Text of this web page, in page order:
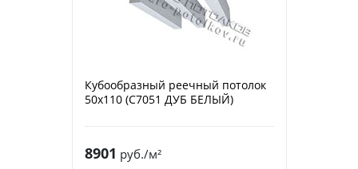
Кубообразный реечный потолок
50х110 (C7051 ДУБ БЕЛЫЙ)
8901 руб./м²